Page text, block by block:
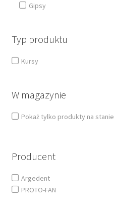
Gipsy
Typ produktu
Kursy
W magazynie
Pokaż tylko produkty na stanie
Producent
Argedent
PROTO-FAN